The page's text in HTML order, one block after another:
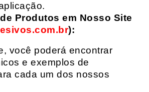
Produtos em Nosso Site
):
você poderá encontrar
e exemplos de
cada um dos nossos